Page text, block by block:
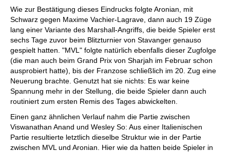
Wie zur Bestätigung dieses Eindrucks folgte Aronian, mit
Schwarz gegen Maxime Vachier-Lagrave, dann auch 19 Züge
lang einer Variante des Marshall-Angriffs, die beide Spieler erst
sechs Tage zuvor beim Blitzturnier von Stavanger genauso
gespielt hatten. "MVL" folgte natürlich ebenfalls dieser Zugfolge
(die man auch beim Grand Prix von Sharjah im Februar schon
ausprobiert hatte), bis der Franzose schließlich im 20. Zug eine
Neuerung brachte. Genutzt hat sie nichts: Es war keine
Spannung mehr in der Stellung, die beide Spieler dann auch
routiniert zum ersten Remis des Tages abwickelten.
Einen ganz ähnlichen Verlauf nahm die Partie zwischen
Viswanathan Anand und Wesley So: Aus einer Italienischen
Partie resultierte letztlich dieselbe Struktur wie in der Partie
zwischen MVL und Aronian. Hier wie da hatten beide Spieler in